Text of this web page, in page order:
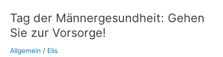
Tag der Männergesundheit: Gehen
Sie zur Vorsorge!
Allgemein / Elis